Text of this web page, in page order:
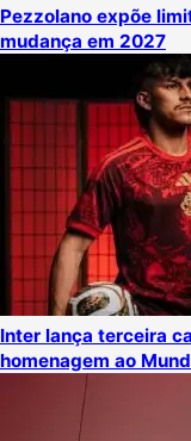
Pezzolano expõe
mudança em 2027
Inter lança terceira
homenagem ao